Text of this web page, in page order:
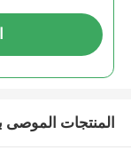
المنتجات الموصى